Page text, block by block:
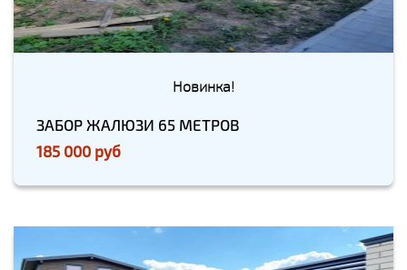
Новинка!
ЗАБОР ЖАЛЮЗИ 65 МЕТРОВ
185 000 руб